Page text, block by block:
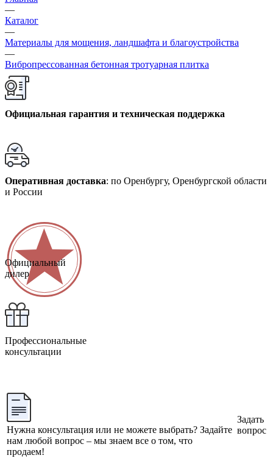
—
Каталог
—
Материалы для мощения, ландшафта и благоустройства
—
Вибропрессованная бетонная тротуарная плитка
Официальная гарантия и техническая поддержка
Оперативная доставка: по Оренбургу, Оренбургской области
и России
Официальный
дилер
Профессиональные
консультации
Нужна консультация или не можете выбрать? Задайте
нам любой вопрос – мы знаем все о том, что
продаем!
Задать
вопрос